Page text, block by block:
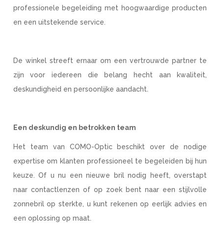
professionele begeleiding met hoogwaardige producten
en een uitstekende service.
De winkel streeft ernaar om een vertrouwde partner te
zijn voor iedereen die belang hecht aan kwaliteit,
deskundigheid en persoonlijke aandacht.
Een deskundig en betrokken team
Het team van COMO-Optic beschikt over de nodige
expertise om klanten professioneel te begeleiden bij hun
keuze. Of u nu een nieuwe bril nodig heeft, overstapt
naar contactlenzen of op zoek bent naar een stijlvolle
zonnebril op sterkte, u kunt rekenen op eerlijk advies en
een oplossing op maat.